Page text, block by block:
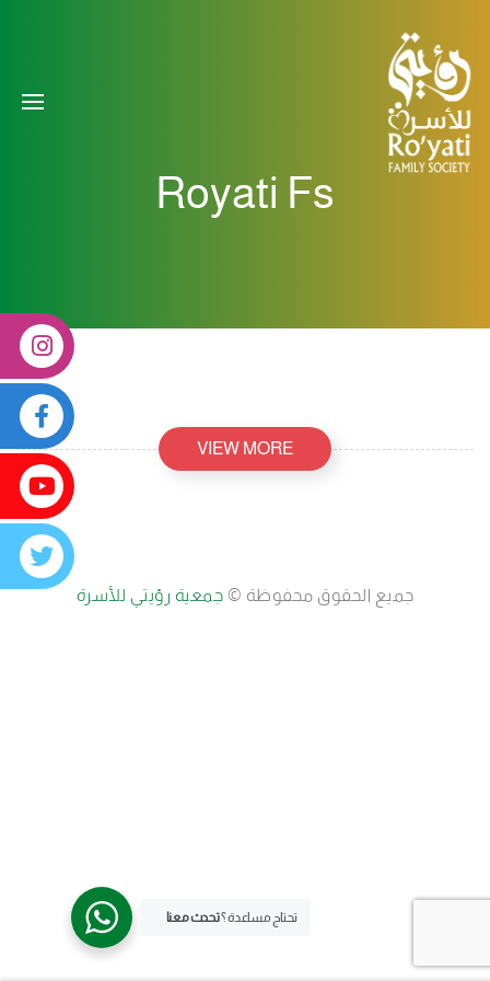
Royati Fs
VIEW MORE
جميع الحقوق محفوظة © جمعية رؤيتي للأسرة
تحتاج مساعدة ؟تحدث معنا